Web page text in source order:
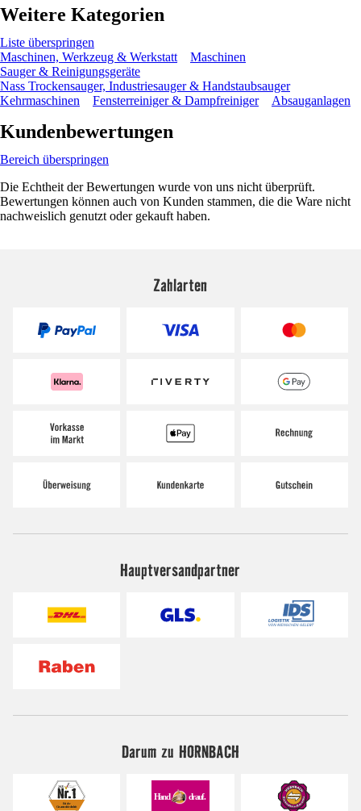
Weitere Kategorien
Liste überspringen
Maschinen, Werkzeug & Werkstatt
Maschinen
Sauger & Reinigungsgeräte
Nass Trockensauger, Industriesauger & Handstaubsauger
Kehrmaschinen
Fensterreiniger & Dampfreiniger Absauganlagen
Kundenbewertungen
Bereich überspringen
Die Echtheit der Bewertungen wurde von uns nicht überprüft.
Bewertungen können auch von Kunden stammen, die die Ware nicht
nachweislich genutzt oder gekauft haben.
Zahlarten
Hauptversandpartner
Darum zu HORNBACH